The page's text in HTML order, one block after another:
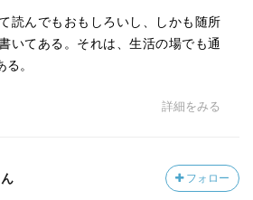
読んでもおもしろいし、しかも随所
いてある。それは、生活の場でも通
。
詳細をみる
フォロー